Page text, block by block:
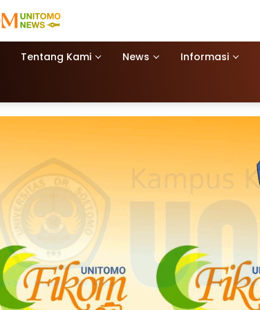
Tentang Kami News Informasi